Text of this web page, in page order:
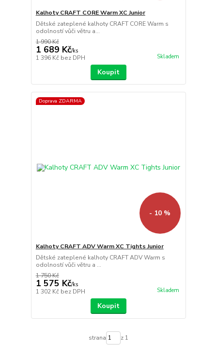
Kalhoty CRAFT CORE Warm XC Junior
Dětské zateplené kalhoty CRAFT CORE Warm s
odolností vůči větru a...
1 990 Kč
1 689 Kč/ks
1 396 Kč bez DPH Skladem
Koupit
Doprava ZDARMA
- 10 %
Kalhoty CRAFT ADV Warm XC Tights Junior
Dětské zateplené kalhoty CRAFT ADV Warm s
odolností vůči větru a ...
1 750 Kč
1 575 Kč/ks
1 302 Kč bez DPH Skladem
Koupit
strana z 1